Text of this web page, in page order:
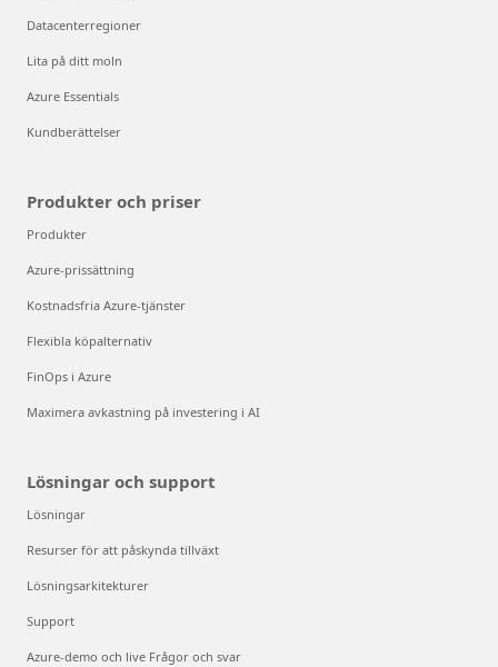
Datacenterregioner
Lita på ditt moln
Azure Essentials
Kundberättelser
Produkter och priser
Produkter
Azure-prissättning
Kostnadsfria Azure-tjänster
Flexibla köpalternativ
FinOps i Azure
Maximera avkastning på investering i AI
Lösningar och support
Lösningar
Resurser för att påskynda tillväxt
Lösningsarkitekturer
Support
Azure-demo och live Frågor och svar